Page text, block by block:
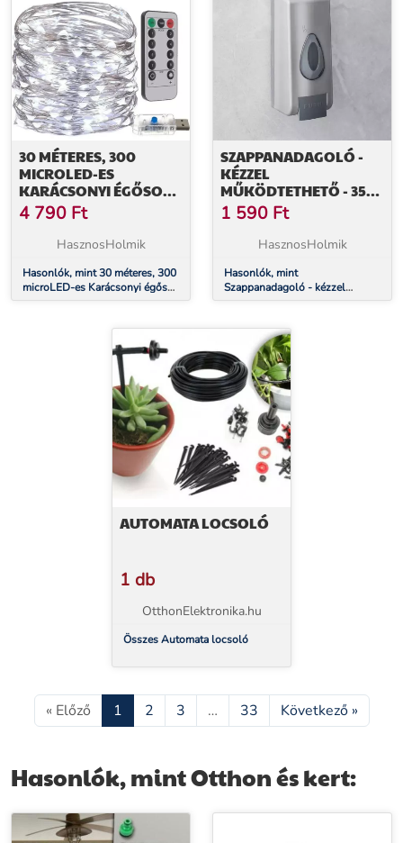
30 MÉTERES, 300
MICROLED-ES
KARÁCSONYI ÉGŐSOR
(USB CSATLAKOZÁS,
HIDEG FEHÉR)
4 790 Ft
HasznosHolmik
Hasonlók, mint 30 méteres, 300
microLED-es Karácsonyi égősor
(USB csatlakozás, hideg fehér)
SZAPPANADAGOLÓ -
KÉZZEL
MŰKÖDTETHETŐ - 350
ML - FALI - EZÜST
1 590 Ft
HasznosHolmik
Hasonlók, mint
Szappanadagoló - kézzel
működtethető - 350 ml - fali -
AUTOMATA LOCSOLÓ
1 db
OtthonElektronika.hu
Összes Automata locsoló
« Előző 1 2 3 … 33 Következő »
Hasonlók, mint Otthon és kert: